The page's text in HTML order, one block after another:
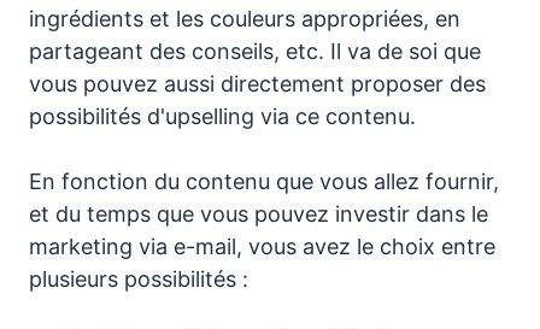
ingrédients et les couleurs appropriées, en
partageant des conseils, etc. Il va de soi que
vous pouvez aussi directement proposer des
possibilités d'upselling via ce contenu.
En fonction du contenu que vous allez fournir,
et du temps que vous pouvez investir dans le
marketing via e-mail, vous avez le choix entre
plusieurs possibilités :